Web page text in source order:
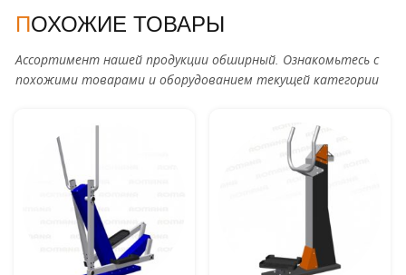
ПОХОЖИЕ ТОВАРЫ
Ассортимент нашей продукции обширный. Ознакомьтесь с
похожими товарами и оборудованием текущей категории